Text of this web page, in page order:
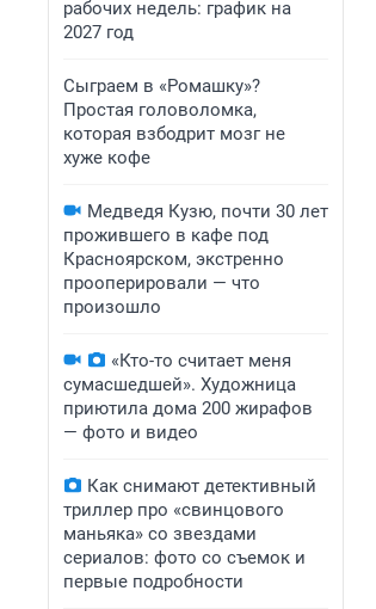
рабочих недель: график на
2027 год
Сыграем в «Ромашку»?
Простая головоломка,
которая взбодрит мозг не
хуже кофе
Медведя Кузю, почти 30 лет
прожившего в кафе под
Красноярском, экстренно
прооперировали — что
произошло
«Кто-то считает меня
сумасшедшей». Художница
приютила дома 200 жирафов
— фото и видео
Как снимают детективный
триллер про «свинцового
маньяка» со звездами
сериалов: фото со съемок и
первые подробности